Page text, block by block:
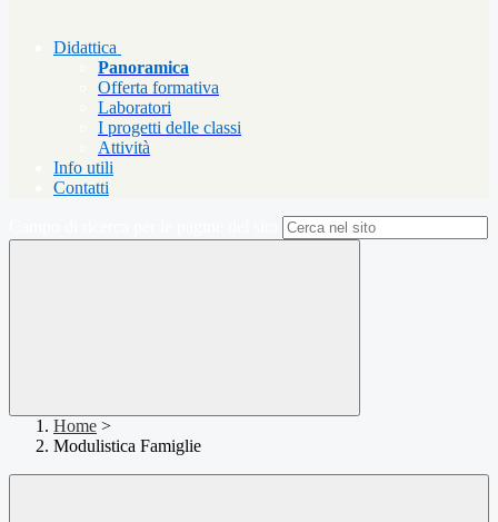
Didattica
Panoramica
Offerta formativa
Laboratori
I progetti delle classi
Attività
Info utili
Contatti
Home >
Modulistica Famiglie